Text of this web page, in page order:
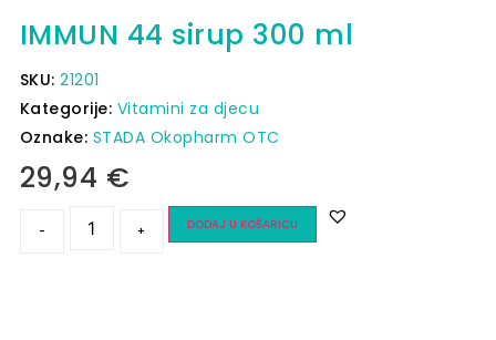
IMMUN 44 sirup 300 ml
SKU:21201
Kategorije: Vitamini za djecu
Oznake: STADA Okopharm OTC
29,94 €
- + DODAJ U KOŠARICU